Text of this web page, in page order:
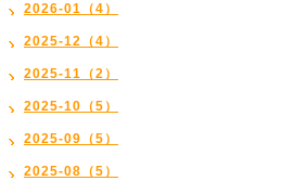
2026-01（4）
2025-12（4）
2025-11（2）
2025-10（5）
2025-09（5）
2025-08（5）